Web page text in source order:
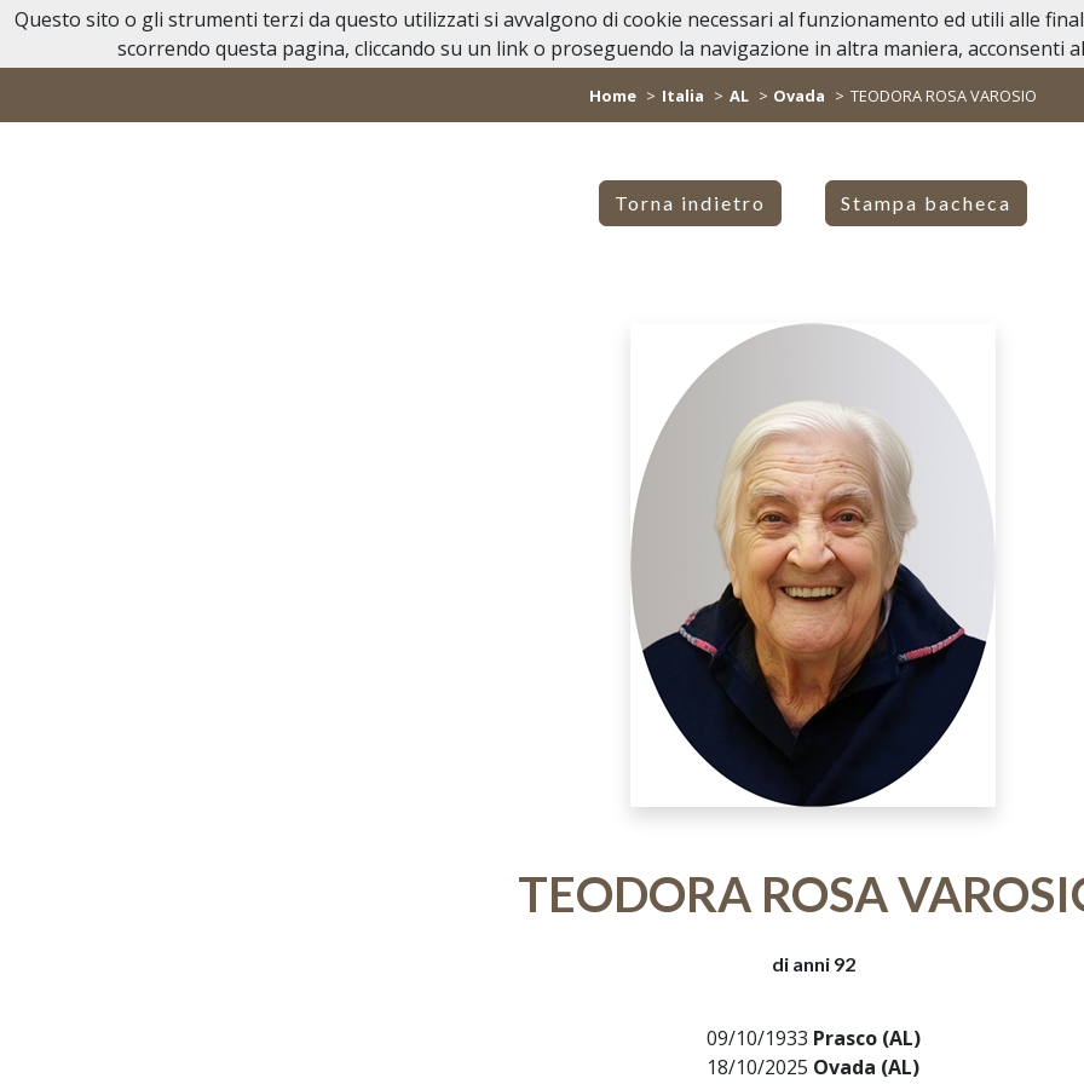
Necrologi Acqui Terme Home Casa Funeraria Lutti
Home Italia AL Ovada TEODORA ROSA VAROSIO
Torna indietro Stampa bacheca
TEODORA ROSA
di anni 92
09/10/1933 Prasco (AL)
18/10/2025 Ovada (AL)
Questo sito o gli strumenti terzi da questo utilizzati si avvalgono di cookie necessari al funzionamento ed utili alle
scorrendo questa pagina, cliccando su un link o proseguendo la navigazione in altra maniera, acconsenti